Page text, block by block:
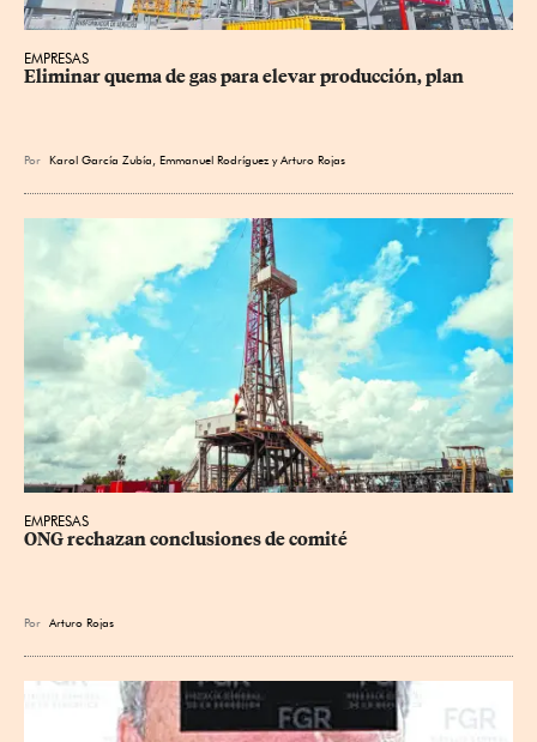
EMPRESAS
Eliminar quema de gas para elevar producción, plan
Por Karol García Zubía Emmanuel Rodríguez yArturo Rojas
EMPRESAS
ONG rechazan conclusiones de comité
Por Arturo Rojas